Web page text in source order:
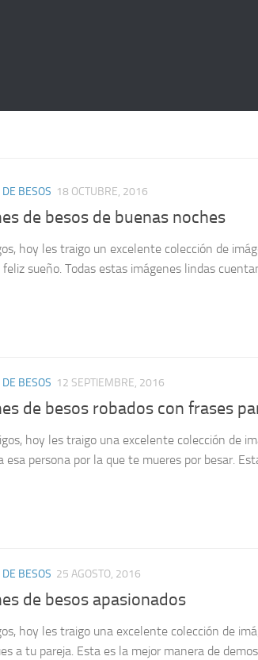
BESOS 18 OCTUBRE, 2016
de besos de buenas noches
hoy les traigo un excelente colección de
feliz sueño. Todas estas imágenes lindas
BESOS 12 SEPTIEMBRE, 2016
de besos robados con frases
hoy les traigo una excelente colección de
esa persona por la que te mueres por besar.
BESOS 25 AGOSTO, 2016
de besos apasionados
hoy les traigo una excelente colección de
a tu pareja. Esta es la mejor manera de